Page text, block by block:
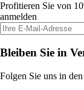
Profitieren Sie von
anmelden
Bleiben Sie in
Folgen Sie uns in